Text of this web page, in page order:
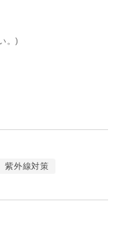
。)
紫外線対策